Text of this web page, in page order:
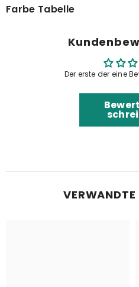
Farbe Tabelle
Der erste der eine